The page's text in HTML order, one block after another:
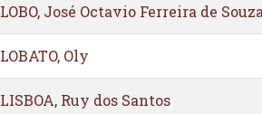
LOBO, José Octavio Ferreira de Souza
LOBATO, Oly
LISBOA, Ruy dos Santos